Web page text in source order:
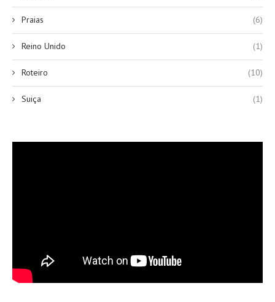
Praias (6)
Reino Unido (1)
Roteiro (10)
Suiça (1)